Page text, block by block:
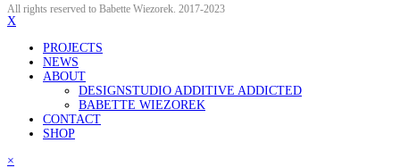
All rights reserved to Babette Wiezorek. 2017-2023
X
PROJECTS
NEWS
ABOUT
DESIGNSTUDIO ADDITIVE ADDICTED
BABETTE WIEZOREK
CONTACT
SHOP
×